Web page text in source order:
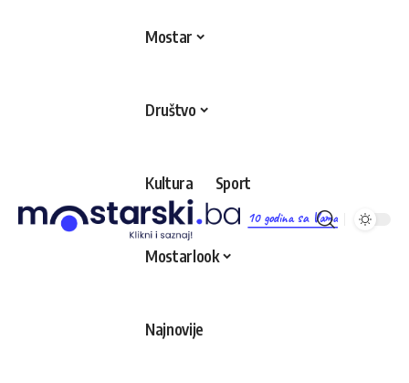
10 godina sa Vama
Mostar
Društvo
Kultura Sport
Mostarlook
Najnovije